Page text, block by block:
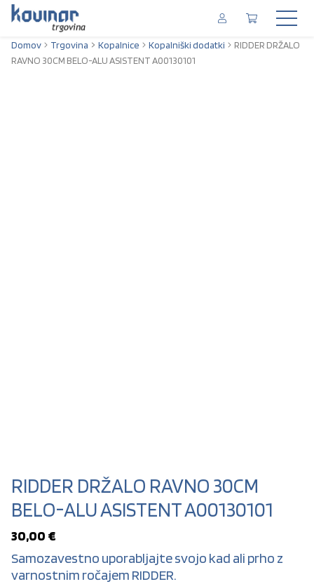
Domov Trgovina Kopalnice Kopalniški dodatki
RIDDER DRŽALO
RAVNO 30CM BELO-ALU ASISTENT A00130101
RIDDER DRŽALO RAVNO 30CM
BELO-ALU ASISTENT A00130101
30,00 €
Samozavestno uporabljajte svojo kad ali prho z
varnostnim ročajem RIDDER.